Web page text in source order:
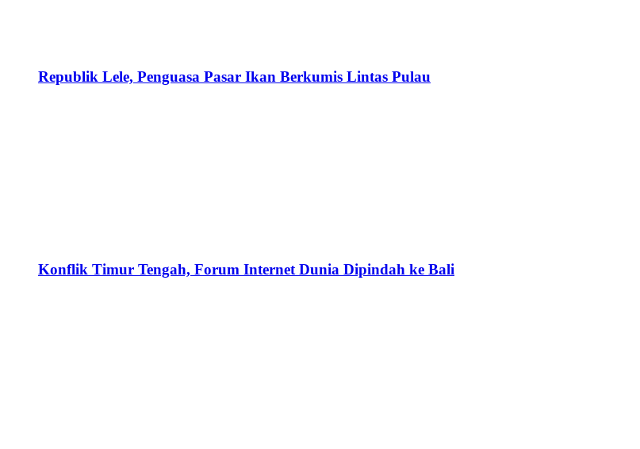
Republik Lele, Penguasa Pasar Ikan Berkumis Lintas Pulau
Konflik Timur Tengah, Forum Internet Dunia Dipindah ke Bali